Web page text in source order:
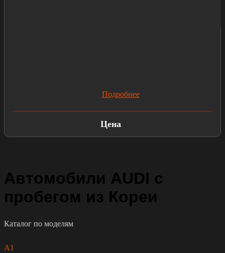
Подробнее
Цена
Автомобили AUDI с
пробегом из Кореи
Каталог по моделям
A1